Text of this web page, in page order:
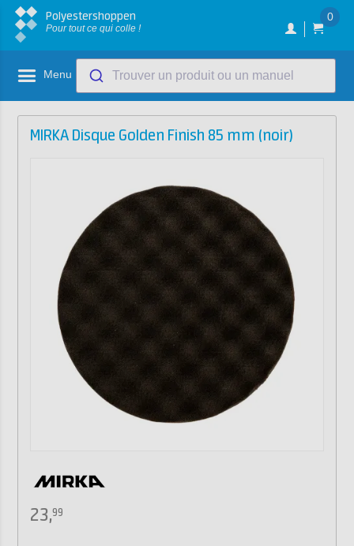
Polyestershoppen
Pour tout ce qui colle !
0
Menu Trouver un produit ou un manuel
MIRKA Disque Golden Finish 85 mm (noir)
23,99